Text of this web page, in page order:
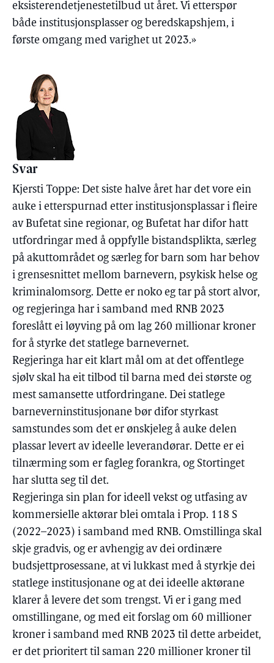
eksisterendetjenestetilbud ut året. Vi etterspør
både institusjonsplasser og beredskapshjem, i
første omgang med varighet ut 2023.»
Svar
Kjersti Toppe: Det siste halve året har det vore ein
auke i etterspurnad etter institusjonsplassar i fleire
av Bufetat sine regionar, og Bufetat har difor hatt
utfordringar med å oppfylle bistandsplikta, særleg
på akuttområdet og særleg for barn som har behov
i grensesnittet mellom barnevern, psykisk helse og
kriminalomsorg. Dette er noko eg tar på stort alvor,
og regjeringa har i samband med RNB 2023
foreslått ei løyving på om lag 260 millionar kroner
for å styrke det statlege barnevernet.
Regjeringa har eit klart mål om at det offentlege
sjølv skal ha eit tilbod til barna med dei største og
mest samansette utfordringane. Dei statlege
barneverninstitusjonane bør difor styrkast
samstundes som det er ønskjeleg å auke delen
plassar levert av ideelle leverandørar. Dette er ei
tilnærming som er fagleg forankra, og Stortinget
har slutta seg til det.
Regjeringa sin plan for ideell vekst og utfasing av
kommersielle aktørar blei omtala i Prop. 118 S
(2022–2023) i samband med RNB. Omstillinga skal
skje gradvis, og er avhengig av dei ordinære
budsjettprosessane, at vi lukkast med å styrkje dei
statlege institusjonane og at dei ideelle aktørane
klarer å levere det som trengst. Vi er i gang med
omstillingane, og med eit forslag om 60 millioner
kroner i samband med RNB 2023 til dette arbeidet,
er det prioritert til saman 220 millioner kroner til